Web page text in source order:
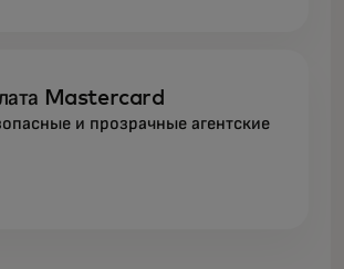
Mastercard
и прозрачные агентские